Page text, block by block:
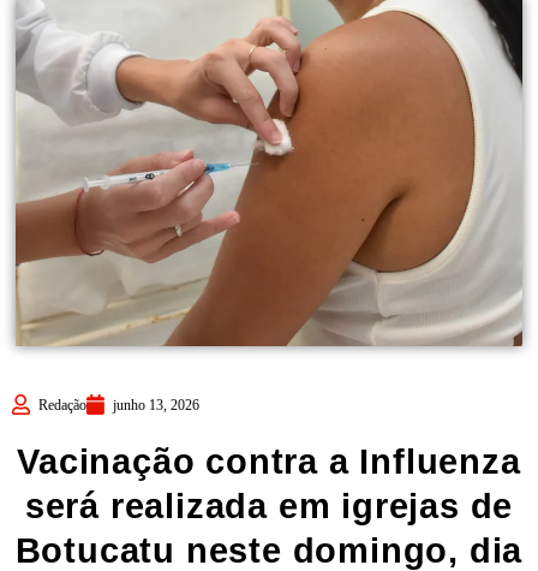
Redação junho 13, 2026
Vacinação contra a Influenza
será realizada em igrejas de
Botucatu neste domingo, dia